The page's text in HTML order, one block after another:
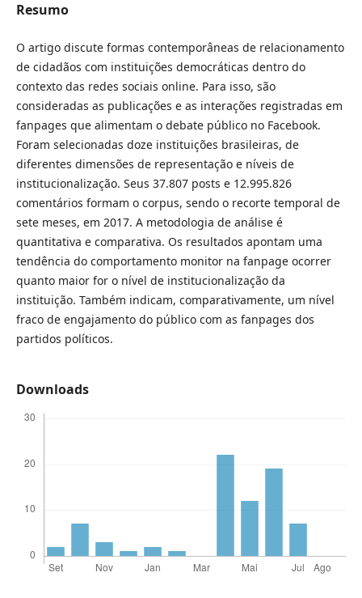
Resumo
O artigo discute formas contemporâneas de relacionamento
de cidadãos com instituições democráticas dentro do
contexto das redes sociais online. Para isso, são
consideradas as publicações e as interações registradas em
fanpages que alimentam o debate público no Facebook.
Foram selecionadas doze instituições brasileiras, de
diferentes dimensões de representação e níveis de
institucionalização. Seus 37.807 posts e 12.995.826
comentários formam o corpus, sendo o recorte temporal de
sete meses, em 2017. A metodologia de análise é
quantitativa e comparativa. Os resultados apontam uma
tendência do comportamento monitor na fanpage ocorrer
quanto maior for o nível de institucionalização da
instituição. Também indicam, comparativamente, um nível
fraco de engajamento do público com as fanpages dos
partidos políticos.
Downloads